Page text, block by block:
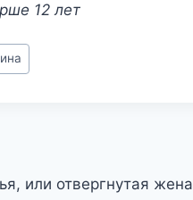
12 лет
или отвергнутая жена